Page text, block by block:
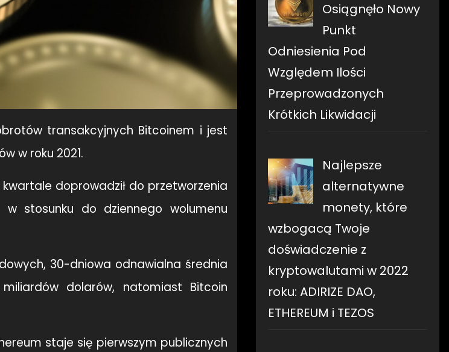
transakcyjnych Bitcoinem i jest
w roku 2021.
doprowadził do przetworzenia
stosunku do dziennego wolumenu
30-dniowa odnawialna średnia
dolarów, natomiast Bitcoin
staje się pierwszym publicznych
Osiągnęło Nowy
Punkt
Odniesienia Pod
Względem Ilości
Przeprowadzonych
Krótkich Likwidacji
Najlepsze
alternatywne
monety, które
wzbogacą Twoje
doświadczenie z
kryptowalutami w 2022
roku: ADIRIZE DAO,
ETHEREUM i TEZOS